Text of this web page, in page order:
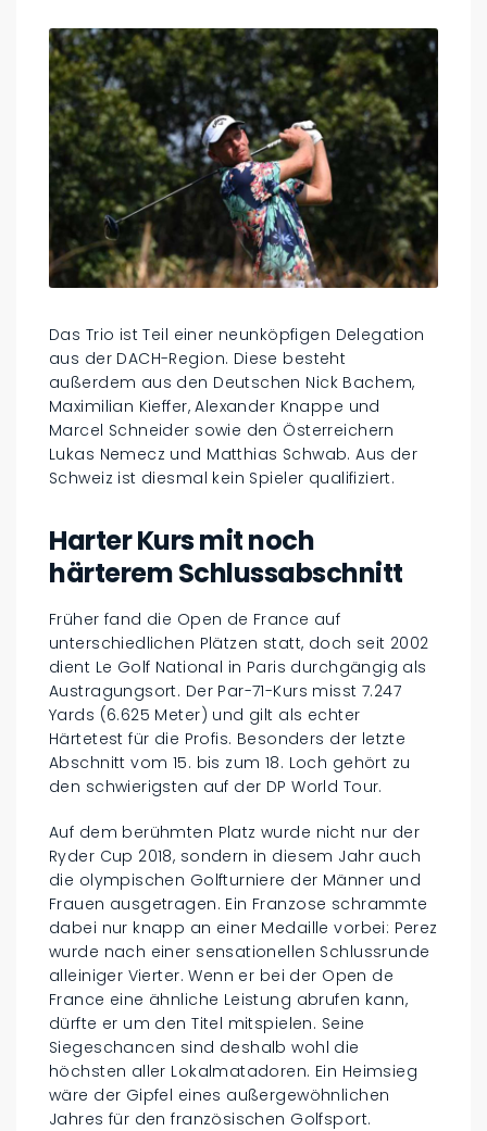
Das Trio ist Teil einer neunköpfigen Delegation
aus der DACH-Region. Diese besteht
außerdem aus den Deutschen Nick Bachem,
Maximilian Kieffer, Alexander Knappe und
Marcel Schneider sowie den Österreichern
Lukas Nemecz und Matthias Schwab. Aus der
Schweiz ist diesmal kein Spieler qualifiziert.
Harter Kurs mit noch
härterem Schlussabschnitt
Früher fand die Open de France auf
unterschiedlichen Plätzen statt, doch seit 2002
dient Le Golf National in Paris durchgängig als
Austragungsort. Der Par-71-Kurs misst 7.247
Yards (6.625 Meter) und gilt als echter
Härtetest für die Profis. Besonders der letzte
Abschnitt vom 15. bis zum 18. Loch gehört zu
den schwierigsten auf der DP World Tour.
Auf dem berühmten Platz wurde nicht nur der
Ryder Cup 2018, sondern in diesem Jahr auch
die olympischen Golfturniere der Männer und
Frauen ausgetragen. Ein Franzose schrammte
dabei nur knapp an einer Medaille vorbei: Perez
wurde nach einer sensationellen Schlussrunde
alleiniger Vierter. Wenn er bei der Open de
France eine ähnliche Leistung abrufen kann,
dürfte er um den Titel mitspielen. Seine
Siegeschancen sind deshalb wohl die
höchsten aller Lokalmatadoren. Ein Heimsieg
wäre der Gipfel eines außergewöhnlichen
Jahres für den französischen Golfsport.